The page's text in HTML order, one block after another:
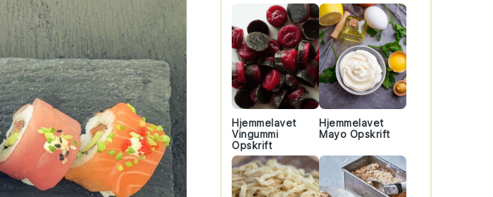
Hjemmelavet
Vingummi
Opskrift
Hjemmelavet
Mayo Opskrift